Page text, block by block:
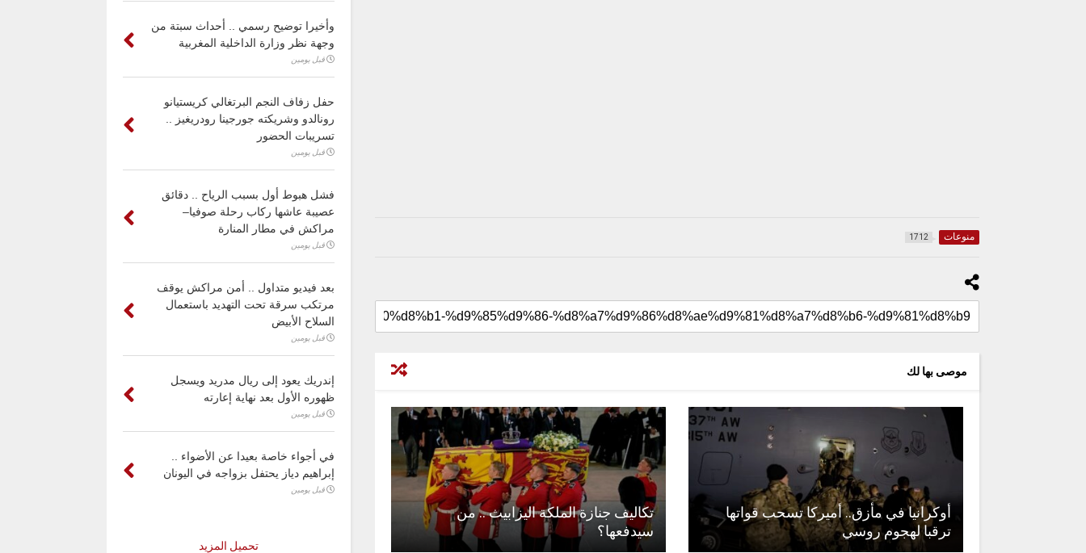
منوعات 1712
موصى بها لك
أوكرانيا في مأزق.. أميركا تسحب قواتها
ترقبا لهجوم روسي
تكاليف جنازة الملكة اليزابيث .. من
سيدفعها؟
وأخيرا توضيح رسمي .. أحداث سبتة من
وجهة نظر وزارة الداخلية المغربية
قبل يومين
حفل زفاف النجم البرتغالي كريستيانو
رونالدو وشريكته جورجينا رودريغيز ..
تسريبات الحضور
قبل يومين
فشل هبوط أول بسبب الرياح .. دقائق
عصيبة عاشها ركاب رحلة صوفيا–
مراكش في مطار المنارة
قبل يومين
بعد فيديو متداول .. أمن مراكش يوقف
مرتكب سرقة تحت التهديد باستعمال
السلاح الأبيض
قبل يومين
إندريك يعود إلى ريال مدريد ويسجل
ظهوره الأول بعد نهاية إعارته
قبل يومين
في أجواء خاصة بعيدا عن الأضواء ..
إبراهيم دياز يحتفل بزواجه في اليونان
قبل يومين
تحميل المزيد